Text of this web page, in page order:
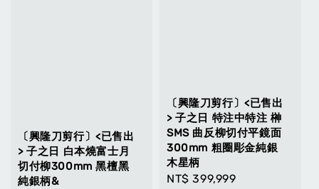
〔興隆刀剪行〕<已售出
> 子之日 白本燒富士月
切付柳300mm 黑檀黑
純銀柄&
〔興隆刀剪行〕<已售出
> 子之日 特注中特注 榊
SMS 曲反柳切付平鏡面
300mm 粗圈彫金純銀
木星柄
Regular
NT$ 399,999